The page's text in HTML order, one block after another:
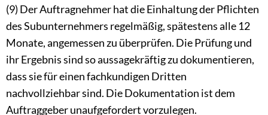
(9) Der Auftragnehmer hat die Einhaltung der Pflichten
des Subunternehmers regelmäßig, spätestens alle 12
Monate, angemessen zu überprüfen. Die Prüfung und
ihr Ergebnis sind so aussagekräftig zu dokumentieren,
dass sie für einen fachkundigen Dritten
nachvollziehbar sind. Die Dokumentation ist dem
Auftraggeber unaufgefordert vorzulegen.